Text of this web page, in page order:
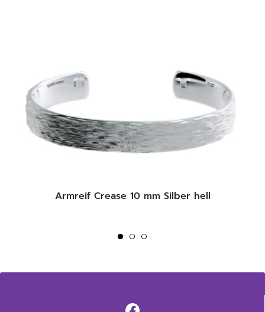
Armreif Crease 10 mm Silber hell